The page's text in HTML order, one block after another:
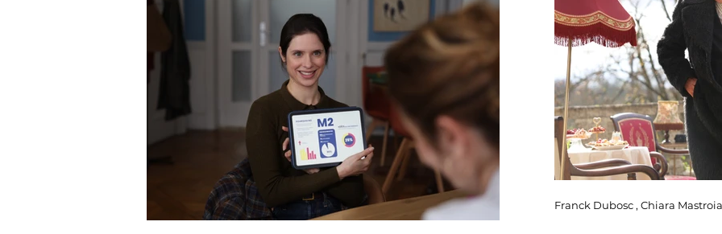
Franck Dubosc , Chiara